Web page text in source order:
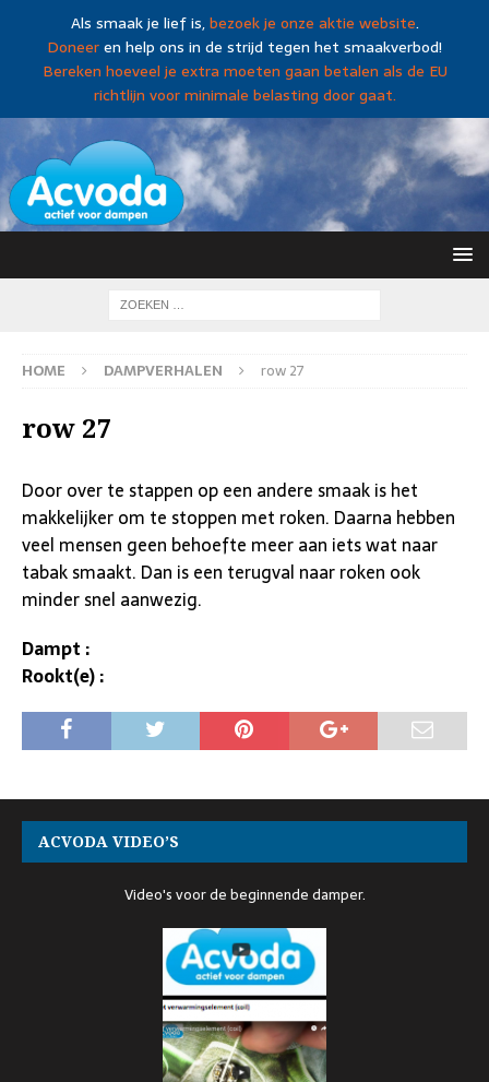
Als smaak je lief is,bezoek je onze aktie website.
Doneeren help ons in de strijd tegen het smaakverbod!
Bereken hoeveel je extra moeten gaan betalen als de EU
richtlijn voor minimale belasting door gaat.
HOME DAMPVERHALEN row 27
row 27
Door over te stappen op een andere smaak is het
makkelijker om te stoppen met roken. Daarna hebben
veel mensen geen behoefte meer aan iets wat naar
tabak smaakt. Dan is een terugval naar roken ook
minder snel aanwezig.
Dampt :
Rookt(e) :
ACVODA VIDEO’S
Video's voor de beginnende damper.